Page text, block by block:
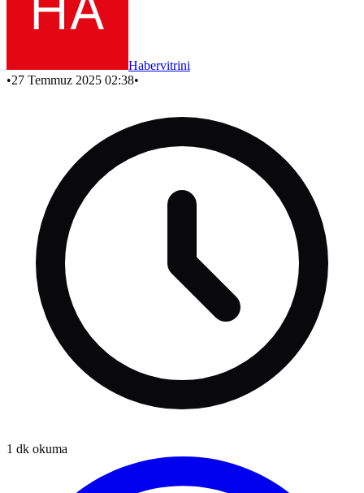
Habervitrini
•27 Temmuz 2025 02:38•
1 dk okuma